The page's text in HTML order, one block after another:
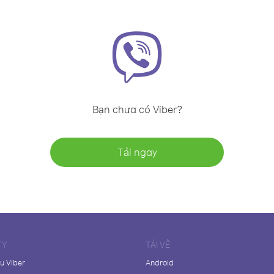
Bạn chưa có Viber?
Tải ngay
Viber
TẢI VỀ
Android